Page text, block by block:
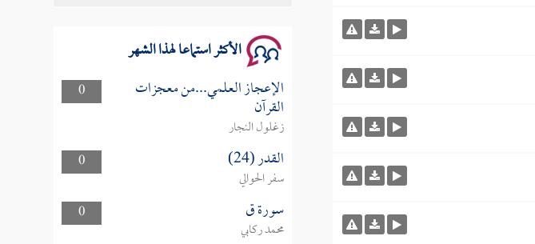
الأكثر استماعا لهذا الشهر
0 الإعجاز العلمي...من معجزات
القرآن
زغلول النجار
0
القدر (24)
سفر الحوالي
0
سورة ق
محمد ركابي